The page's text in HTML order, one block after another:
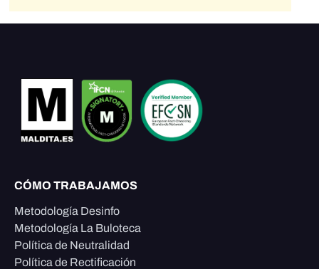
CÓMO TRABAJAMOS
Metodología Desinfo
Metodología La Buloteca
Política de Neutralidad
Política de Rectificación